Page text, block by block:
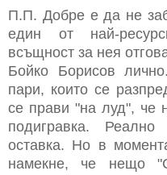
П.П. Добре е да не
един от най-
всъщност за нея
Бойко Борисов
пари, които се
се прави "на луд", че
подигравка.
оставка. Но в
намекне, че нещо